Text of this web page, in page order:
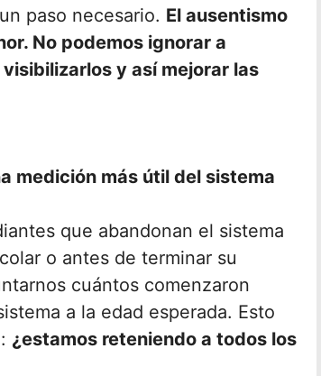
paso necesario. El ausentismo
No podemos ignorar a
y así mejorar las
medición más útil del sistema
que abandonan el sistema
o antes de terminar su
cuántos comenzaron
a la edad esperada. Esto
¿estamos reteniendo a todos los